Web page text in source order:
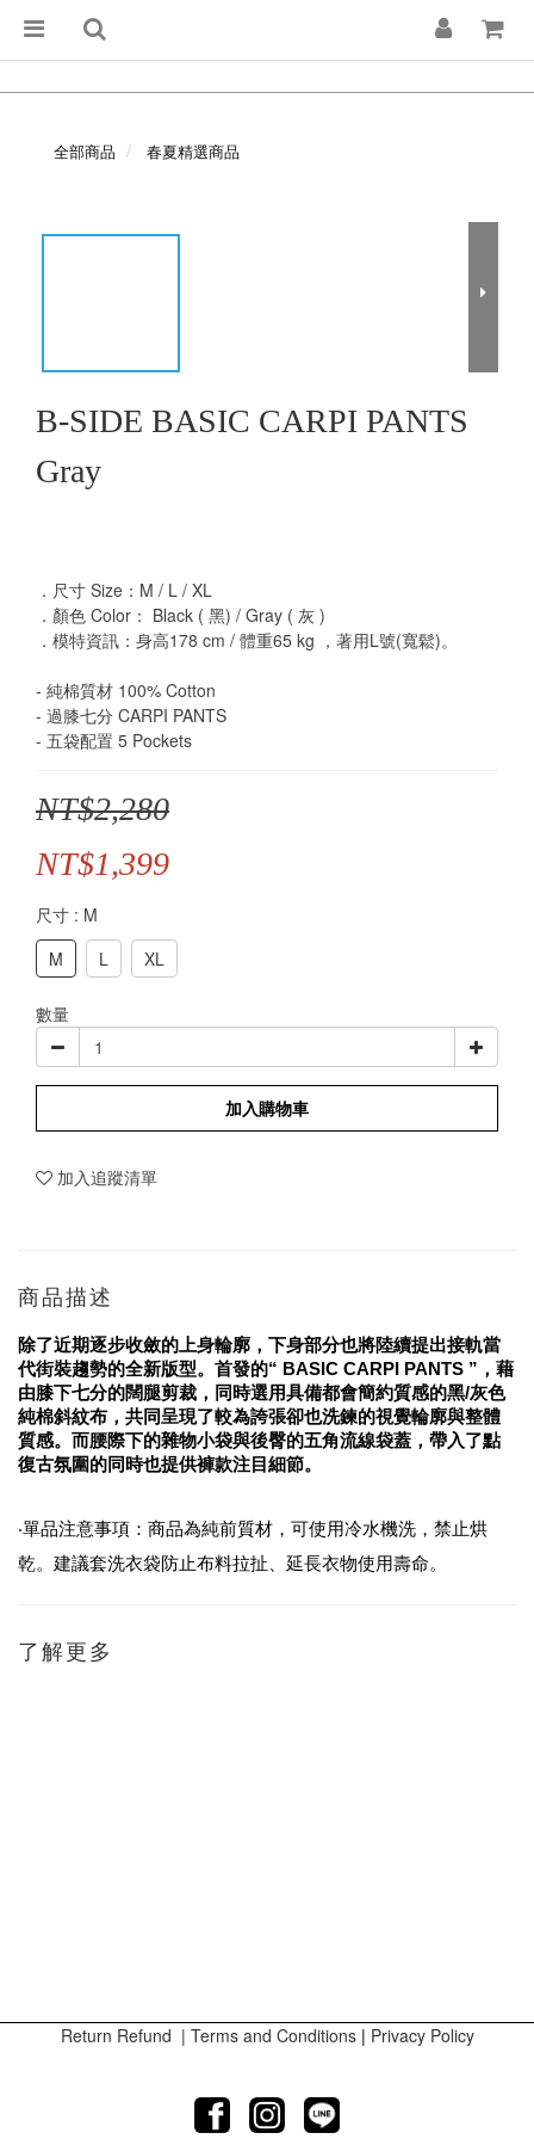
全部商品 春夏精選商品
B-SIDE BASIC CARPI PANTS
Gray
．尺寸 Size：M / L / XL
．顏色 Color： Black ( 黑) / Gray ( 灰 )
．模特資訊：身高178 cm / 體重65 kg ，著用L號(寬鬆)。
- 純棉質材 100% Cotton
- 過膝七分 CARPI PANTS
- 五袋配置 5 Pockets
NT$2,280
NT$1,399
尺寸 : M
M
L XL
數量
加入購物車
加入追蹤清單
商品描述
除了近期逐步收斂的上身輪廓，下身部分也將陸續提出接軌當
代街裝趨勢的全新版型。首發的“ BASIC CARPI PANTS ”，藉
由膝下七分的闊腿剪裁，同時選用具備都會簡約質感的黑/灰色
純棉斜紋布，共同呈現了較為誇張卻也洗鍊的視覺輪廓與整體
質感。而腰際下的雜物小袋與後臀的五角流線袋蓋，帶入了點
復古氛圍的同時也提供褲款注目細節。
‧單品注意事項：商品為純前質材，可使用冷水機洗，禁止烘
乾。建議套洗衣袋防止布料拉扯、延長衣物使用壽命。
了解更多
Return Refund | Terms and Conditions| Privacy Policy